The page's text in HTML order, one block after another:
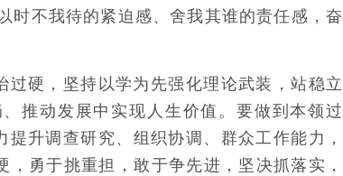
时不我待的紧迫感、舍我其谁的责任感，奋
硬，坚持以学为先强化理论武装，站稳立
推动发展中实现人生价值。要做到本领过
升调查研究、组织协调、群众工作能力，
勇于挑重担，敢于争先进，坚决抓落实，